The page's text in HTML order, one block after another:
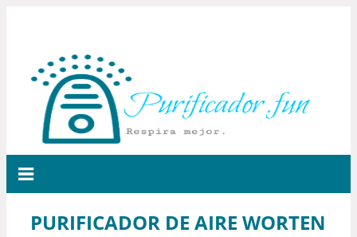
PURIFICADOR DE AIRE WORTEN